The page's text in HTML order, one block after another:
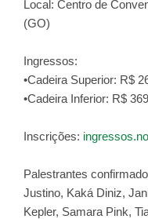
Local: Centro de
(GO)
Ingressos:
•Cadeira Superior: R$
•Cadeira Inferior: R$ 369
Inscrições:
Palestrantes
Justino, Kaká Diniz,
Kepler, Samara Pink,